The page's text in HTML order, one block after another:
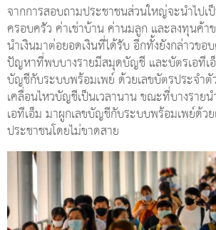
จากการสอบถามประชาชนส่วนใหญ่จะนำไปเ
ครอบครัว ค่าเช่าบ้าน ค่านมลูก และลงทุนค้า
นำเงินมาต่อยอดเงินที่ได้รับ อีกทั้งยังกล่าวข
ปัญหาที่พบบางรายมีสมุดบัญชี และบัตรเอทีเ
บัญชีกับระบบพร้อมเพย์ ด้วยเลขบัตรประจำตั
เคลื่อนไหวบัญชีเป็นเวลานาน ขณะที่บางรา
เอทีเอ็ม มาผูกเลขบัญชีกับระบบพร้อมเพย์ด้ว
ประชาชนโดยไม่ขาดสาย